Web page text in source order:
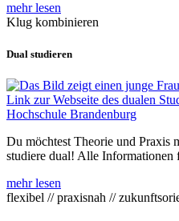
mehr lesen
Klug kombinieren
Dual studieren
Du möchtest Theorie und Praxis
studiere dual! Alle Informationen
mehr lesen
flexibel // praxisnah //